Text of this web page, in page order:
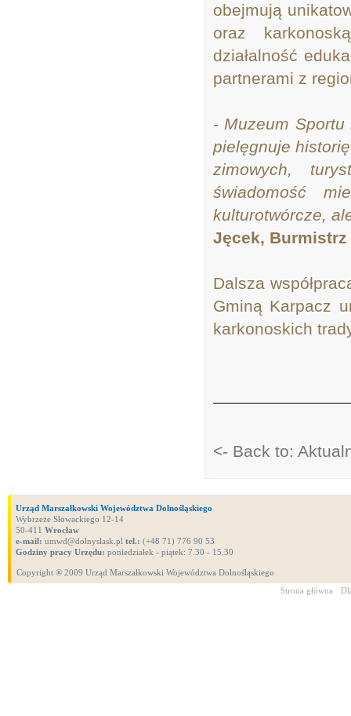
obejmują
oraz
działalność
partnerami z
- Muzeum
pielęgnuje
zimowych,
świadomość
kulturotwórcze,
Jęcek, Burmistrz
Dalsza
Gminą Karpacz
karkonoskich
<- Back to:
Urząd Marszałkowski Województwa Dolnośląskiego
Wybrzeże Słowackiego 12-14
50-411 Wrocław
e-mail: umwd@dolnyslask.pl tel.: (+48 71) 776 90 53
Godziny pracy Urzędu: poniedziałek - piątek: 7.30 - 15.30
Copyright ® 2009 Urząd Marszałkowski Województwa Dolnośląskiego
Strona główna